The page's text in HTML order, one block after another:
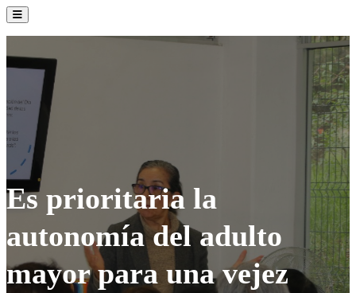
Admisión
Oferta Académica
Servicios
Comunidad UATx
Es prioritaria la
autonomía del adulto
mayor para una vejez